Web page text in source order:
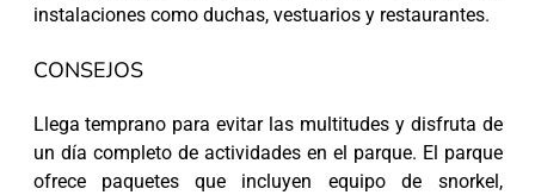
instalaciones como duchas, vestuarios y restaurantes.
CONSEJOS
Llega temprano para evitar las multitudes y disfruta de
un día completo de actividades en el parque. El parque
ofrece paquetes que incluyen equipo de snorkel,